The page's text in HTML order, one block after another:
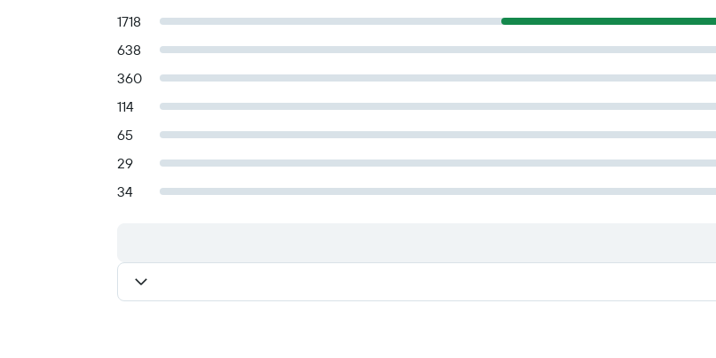
1718
638
360
114
65
29
34